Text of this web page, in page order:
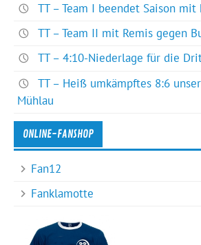
TT – Team I beendet Saison mit
TT – Team II mit Remis gegen
TT – 4:10-Niederlage für die
TT – Heiß umkämpftes 8:6
Mühlau
ONLINE-FANSHOP
Fan12
Fanklamotte